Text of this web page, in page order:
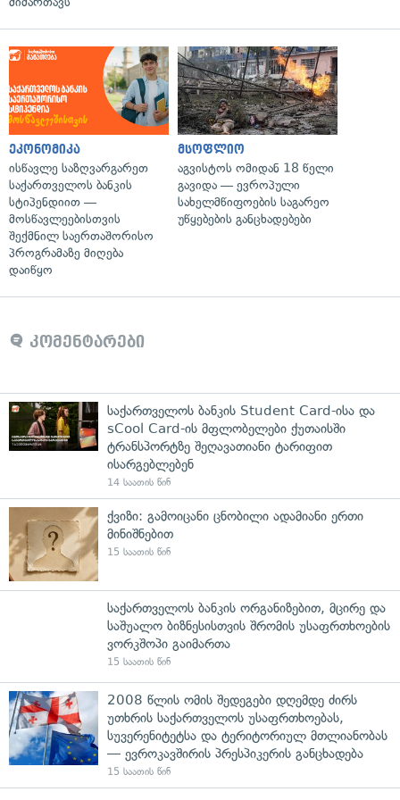
ეკონომიკა
ისწავლე საზღვარგარეთ
საქართველოს ბანკის
სტიპენდიით —
მოსწავლეებისთვის
შექმნილ საერთაშორისო
პროგრამაზე მიღება
დაიწყო
მსოფლიო
აგვისტოს ომიდან 18 წელი
გავიდა — ევროპული
სახელმწიფოების საგარეო
უწყებების განცხადებები
კომენტარები
საქართველოს ბანკის Student Card-ისა და
sCool Card-ის მფლობელები ქუთაისში
ტრანსპორტზე შეღავათიანი ტარიფით
ისარგებლებენ
14 საათის წინ
ქვიზი: გამოიცანი ცნობილი ადამიანი ერთი
მინიშნებით
15 საათის წინ
საქართველოს ბანკის ორგანიზებით, მცირე და
საშუალო ბიზნესისთვის შრომის უსაფრთხოების
ვორკშოპი გაიმართა
15 საათის წინ
2008 წლის ომის შედეგები დღემდე ძირს
უთხრის საქართველოს უსაფრთხოებას,
სუვერენიტეტსა და ტერიტორიულ მთლიანობას
— ევროკავშირის პრესპიკერის განცხადება
15 საათის წინ